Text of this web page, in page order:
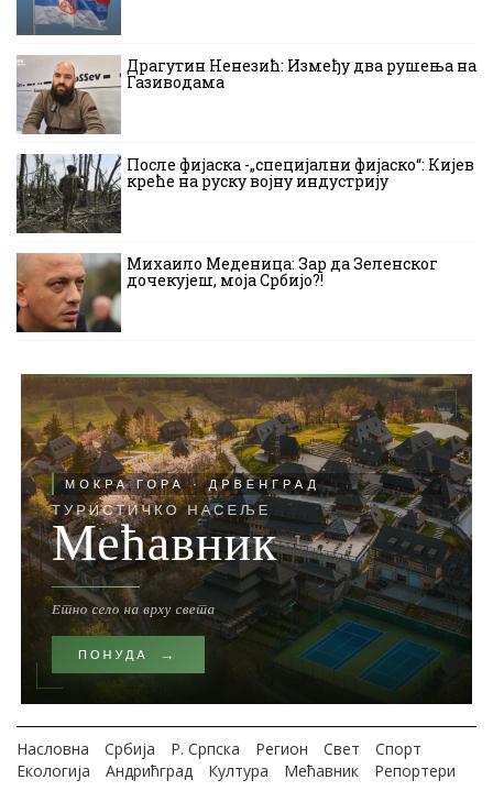
Драгутин Ненезић: Између два рушења на
Газиводама
После фијаска -„специјални фијаско“: Кијев
креће на руску војну индустрију
Михаило Меденица: Зар да Зеленског
дочекујеш, моја Србијо?!
Насловна Србија Р. Српска Регион Свет
Спорт
Екологија
Андрићград Култура Мећавник Репортери